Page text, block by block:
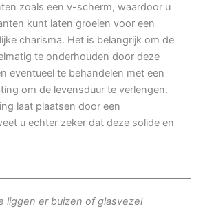
zoals een v-scherm, waardoor u
kunt laten groeien voor een
charisma. Het is belangrijk om de
te onderhouden door deze
eventueel te behandelen met een
om de levensduur te verlengen.
laat plaatsen door een
u echter zeker dat deze solide en
liggen er buizen of glasvezel